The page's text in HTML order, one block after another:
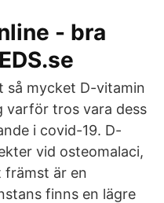
- bra
så mycket D-vitamin
varför tros vara dess
i covid-19. D-
vid osteomalaci,
främst är en
finns en lägre